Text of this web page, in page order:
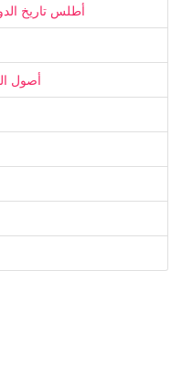
أطلس تاريخ
أصول